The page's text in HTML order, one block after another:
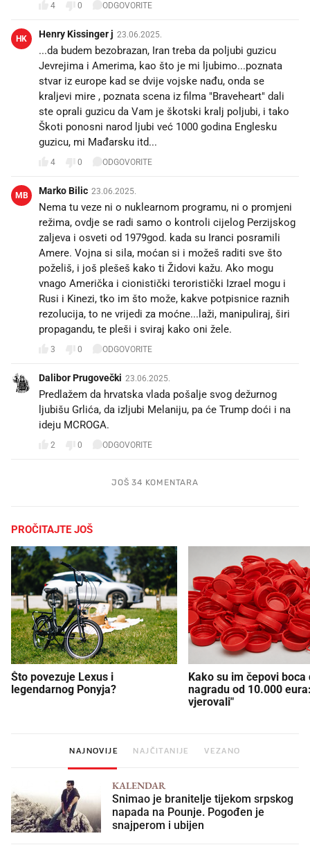
4 0 ODGOVORITE
HK Henry Kissinger j 23.06.2025.
...da budem bezobrazan, Iran treba da poljubi guzicu
Jevrejima i Amerima, kao što je mi ljubimo...poznata
stvar iz europe kad se dvije vojske nađu, onda se
kraljevi mire , poznata scena iz filma "Braveheart" dali
ste oprali guzicu da Vam je škotski kralj poljubi, i tako
Škoti ponosni narod ljubi već 1000 godina Englesku
guzicu, mi Mađarsku itd...
4 0 ODGOVORITE
MB Marko Bilic 23.06.2025.
Nema tu veze ni o nuklearnom programu, ni o promjeni
režima, ovdje se radi samo o kontroli cijelog Perzijskog
zaljeva i osveti od 1979god. kada su Iranci posramili
Amere. Vojna si sila, moćan si i možeš raditi sve što
poželiš, i još plešeš kako ti Židovi kažu. Ako mogu
vnago Američka i cionistički teroristički Izrael mogu i
Rusi i Kinezi, tko im što može, kakve potpisnice raznih
rezolucija, to ne vrijedi za moćne...laži, manipuliraj, širi
propagandu, te pleši i sviraj kako oni žele.
3 0 ODGOVORITE
Dalibor Prugovečki 23.06.2025.
Predlažem da hrvatska vlada pošalje svog dežurnog
ljubišu Grlića, da izljubi Melaniju, pa će Trump doći i na
ideju MCROGA.
2 0 ODGOVORITE
JOŠ 34 KOMENTARA
PROČITAJTE JOŠ
Što povezuje Lexus i
legendarnog Ponyja?
Kako su im čepovi boca
nagradu od 10.000
vjerovali"
NAJNOVIJE NAJČITANIJE VEZANO
KALENDAR
Snimao je branitelje tijekom srpskog
napada na Pounje. Pogođen je
snajperom i ubijen